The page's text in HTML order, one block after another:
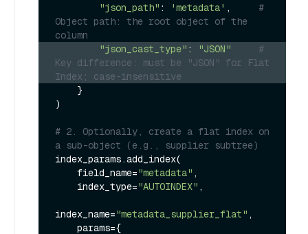
"json_path" : 'metadata' , #
Object path: the root object of the
column
"json_cast_type" : "JSON"
#
Key difference: must be "JSON" for Flat
Index; case-insensitive
)
# 2. Optionally, create a flat index on
a sub-object (e.g., supplier subtree)
index_params.add_index(
    field_name=
"metadata" ,
    index_type=
"AUTOINDEX" ,
index_name="metadata_supplier_flat" ,